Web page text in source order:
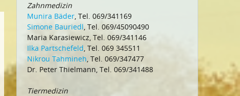
Zahnmedizin
Munira Bäder, Tel. 069/341169
Simone Bauriedl, Tel. 069/45090490
Maria Karasiewicz, Tel. 069/341146
Ilka Partschefeld, Tel. 069 345511
Nikrou Tahmineh, Tel. 069/347477
Dr. Peter Thielmann, Tel. 069/341488
Tiermedizin